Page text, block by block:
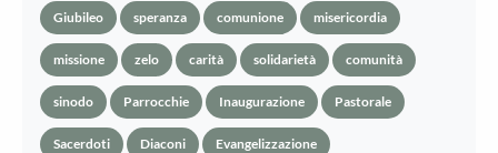
Giubileo speranza comunione misericordia
missione zelo carità solidarietà comunità
sinodo Parrocchie Inaugurazione Pastorale
Sacerdoti Diaconi Evangelizzazione